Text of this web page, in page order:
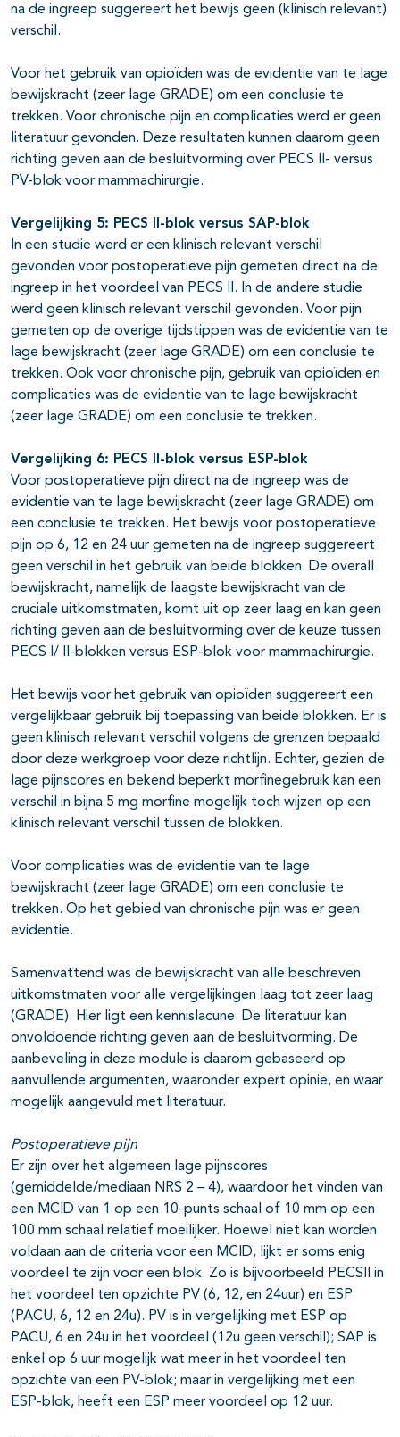
na de ingreep suggereert het bewijs geen (klinisch relevant)
verschil.
Voor het gebruik van opioïden was de evidentie van te lage
bewijskracht (zeer lage GRADE) om een conclusie te
trekken. Voor chronische pijn en complicaties werd er geen
literatuur gevonden. Deze resultaten kunnen daarom geen
richting geven aan de besluitvorming over PECS II- versus
PV-blok voor mammachirurgie.
Vergelijking 5: PECS II-blok versus SAP-blok
In een studie werd er een klinisch relevant verschil
gevonden voor postoperatieve pijn gemeten direct na de
ingreep in het voordeel van PECS II. In de andere studie
werd geen klinisch relevant verschil gevonden. Voor pijn
gemeten op de overige tijdstippen was de evidentie van te
lage bewijskracht (zeer lage GRADE) om een conclusie te
trekken. Ook voor chronische pijn, gebruik van opioïden en
complicaties was de evidentie van te lage bewijskracht
(zeer lage GRADE) om een conclusie te trekken.
Vergelijking 6: PECS II-blok versus ESP-blok
Voor postoperatieve pijn direct na de ingreep was de
evidentie van te lage bewijskracht (zeer lage GRADE) om
een conclusie te trekken. Het bewijs voor postoperatieve
pijn op 6, 12 en 24 uur gemeten na de ingreep suggereert
geen verschil in het gebruik van beide blokken. De overall
bewijskracht, namelijk de laagste bewijskracht van de
cruciale uitkomstmaten, komt uit op zeer laag en kan geen
richting geven aan de besluitvorming over de keuze tussen
PECS I/ II-blokken versus ESP-blok voor mammachirurgie.
Het bewijs voor het gebruik van opioïden suggereert een
vergelijkbaar gebruik bij toepassing van beide blokken. Er is
geen klinisch relevant verschil volgens de grenzen bepaald
door deze werkgroep voor deze richtlijn. Echter, gezien de
lage pijnscores en bekend beperkt morfinegebruik kan een
verschil in bijna 5 mg morfine mogelijk toch wijzen op een
klinisch relevant verschil tussen de blokken.
Voor complicaties was de evidentie van te lage
bewijskracht (zeer lage GRADE) om een conclusie te
trekken. Op het gebied van chronische pijn was er geen
evidentie.
Samenvattend was de bewijskracht van alle beschreven
uitkomstmaten voor alle vergelijkingen laag tot zeer laag
(GRADE). Hier ligt een kennislacune. De literatuur kan
onvoldoende richting geven aan de besluitvorming. De
aanbeveling in deze module is daarom gebaseerd op
aanvullende argumenten, waaronder expert opinie, en waar
mogelijk aangevuld met literatuur.
Postoperatieve pijn
Er zijn over het algemeen lage pijnscores
(gemiddelde/mediaan NRS 2 – 4), waardoor het vinden van
een MCID van 1 op een 10-punts schaal of 10 mm op een
100 mm schaal relatief moeilijker. Hoewel niet kan worden
voldaan aan de criteria voor een MCID, lijkt er soms enig
voordeel te zijn voor een blok. Zo is bijvoorbeeld PECSII in
het voordeel ten opzichte PV (6, 12, en 24uur) en ESP
(PACU, 6, 12 en 24u). PV is in vergelijking met ESP op
PACU, 6 en 24u in het voordeel (12u geen verschil); SAP is
enkel op 6 uur mogelijk wat meer in het voordeel ten
opzichte van een PV-blok; maar in vergelijking met een
ESP-blok, heeft een ESP meer voordeel op 12 uur.